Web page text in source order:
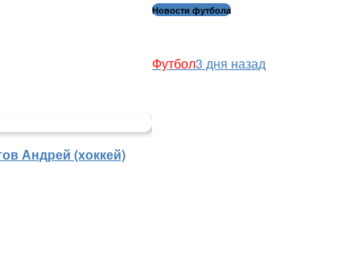
Андрей (хоккей)
Новости футбола
Футбол3 дня назад